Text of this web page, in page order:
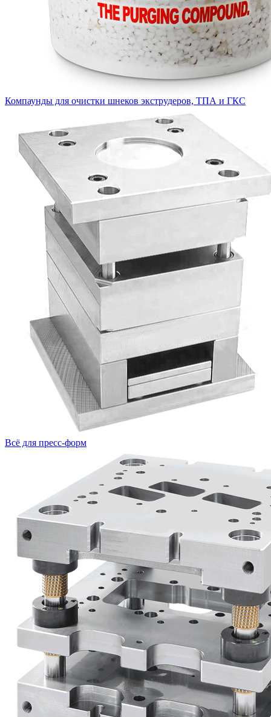
Компаунды для очистки шнеков экструдеров, ТПА и ГКС
Всё для пресс-форм